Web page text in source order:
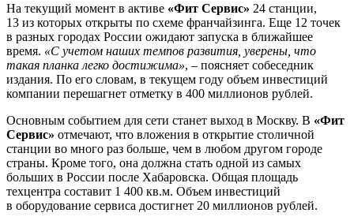
На текущий момент в активе «Фит Сервис» 24 станции,
13 из которых открыты по схеме франчайзинга. Еще 12 точек
в разных городах России ожидают запуска в ближайшее
время. «С учетом наших темпов развития, уверены, что
такая планка легко достижима», – поясняет собеседник
издания. По его словам, в текущем году объем инвестиций
компании перешагнет отметку в 400 миллионов рублей.
Основным событием для сети станет выход в Москву. В «Фит
Сервис» отмечают, что вложения в открытие столичной
станции во много раз больше, чем в любом другом городе
страны. Кроме того, она должна стать одной из самых
больших в России после Хабаровска. Общая площадь
техцентра составит 1 400 кв.м. Объем инвестиций
в оборудование сервиса достигнет 20 миллионов рублей.